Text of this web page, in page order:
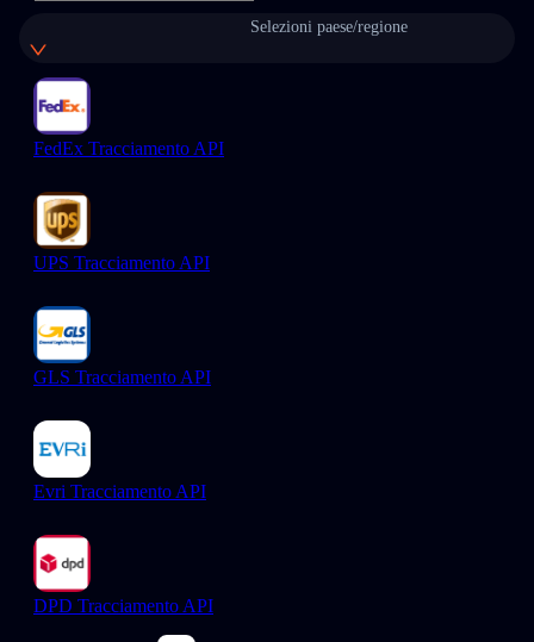
Selezioni paese/regione
FedEx Tracciamento API
UPS Tracciamento API
GLS Tracciamento API
Evri Tracciamento API
DPD Tracciamento API